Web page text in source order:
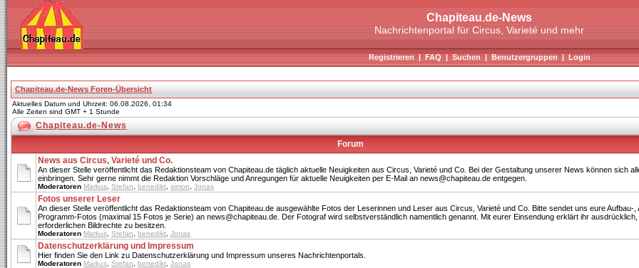
Chapiteau.de-News
Nachrichtenportal für Circus, Varieté und mehr
Registrieren|FAQ|Suchen|Benutzergruppen|Login
Chapiteau.de-News Foren-Übersicht
Aktuelles Datum und Uhrzeit: 06.08.2026, 01:34
Alle Zeiten sind GMT + 1 Stunde
Chapiteau.de-News
Forum
News aus Circus, Varieté und Co.
An dieser Stelle veröffentlicht das Redaktionsteam von Chapiteau.de täglich aktuelle Neuigkeiten aus Circus, Varieté und Co. Bei der Gestaltung unserer News können sich
einbringen. Sehr gerne nimmt die Redaktion Vorschläge und Anregungen für aktuelle Neuigkeiten per E-Mail an news@chapiteau.de entgegen.
Moderatoren Markus Stefan benedikt simon Jonas
Fotos unserer Leser
An dieser Stelle veröffentlicht das Redaktionsteam von Chapiteau.de ausgewählte Fotos der Leserinnen und Leser aus Circus, Varieté und Co. Bitte sendet uns eure Aufbau-,
Programm-Fotos (maximal 15 Fotos je Serie) an news@chapiteau.de. Der Fotograf wird selbstverständlich namentlich genannt. Mit eurer Einsendung erklärt ihr ausdrücklich,
erforderlichen Bildrechte zu besitzen.
Moderatoren Markus Stefan benedikt Jonas
Datenschutzerklärung und Impressum
Hier finden Sie den Link zu Datenschutzerklärung und Impressum unseres Nachrichtenportals.
Moderatoren Markus Stefan benedikt Jonas